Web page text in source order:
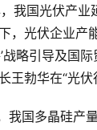
我国光伏产业
，光伏企业产
战略引导及国
王勃华在“光伏
我国多晶硅产